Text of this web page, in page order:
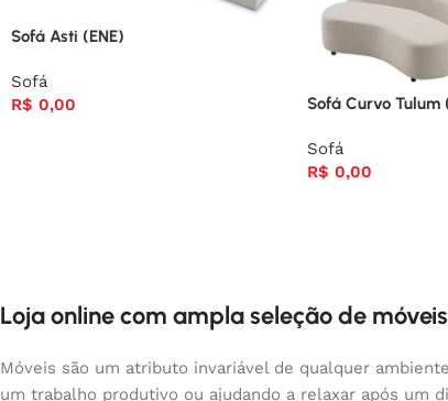
Sofá Asti (ENE)
Sofá
R$ 0,00 Sofá Curvo Tulum
Sofá
R$ 0,00
Loja online com ampla seleção de
Móveis são um atributo invariável de qualquer
um trabalho produtivo ou ajudando a relaxar após um